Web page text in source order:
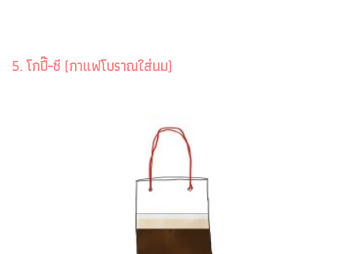
5. โกปี๊-ซี (กาแฟโบราณใส่นม)